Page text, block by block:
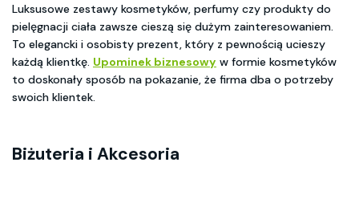
Luksusowe zestawy kosmetyków, perfumy czy produkty do
pielęgnacji ciała zawsze cieszą się dużym zainteresowaniem.
To elegancki i osobisty prezent, który z pewnością ucieszy
każdą klientkę. Upominek biznesowy w formie kosmetyków
to doskonały sposób na pokazanie, że firma dba o potrzeby
swoich klientek.
Biżuteria i Akcesoria